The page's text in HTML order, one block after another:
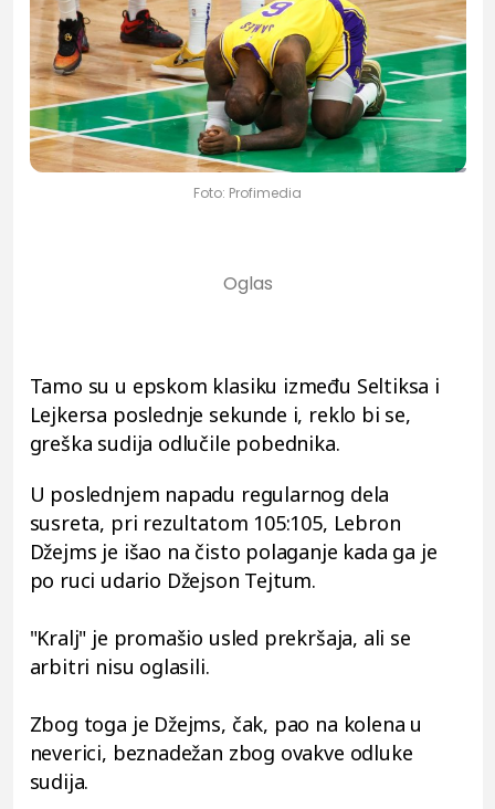
Foto: Profimedia
Tamo su u epskom klasiku između Seltiksa i
Lejkersa poslednje sekunde i, reklo bi se,
greška sudija odlučile pobednika.
U poslednjem napadu regularnog dela
susreta, pri rezultatom 105:105, Lebron
Džejms je išao na čisto polaganje kada ga je
po ruci udario Džejson Tejtum.
"Kralj" je promašio usled prekršaja, ali se
arbitri nisu oglasili.
Zbog toga je Džejms, čak, pao na kolena u
neverici, beznadežan zbog ovakve odluke
sudija.